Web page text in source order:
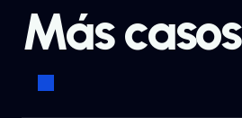
Más casos